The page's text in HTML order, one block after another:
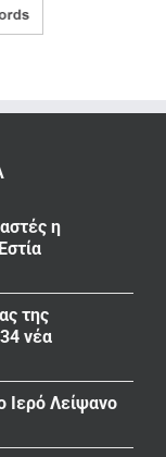
η
της
νέα
Ιερό Λείψανο